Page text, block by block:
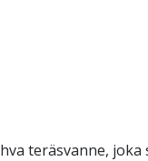
teräsvanne,